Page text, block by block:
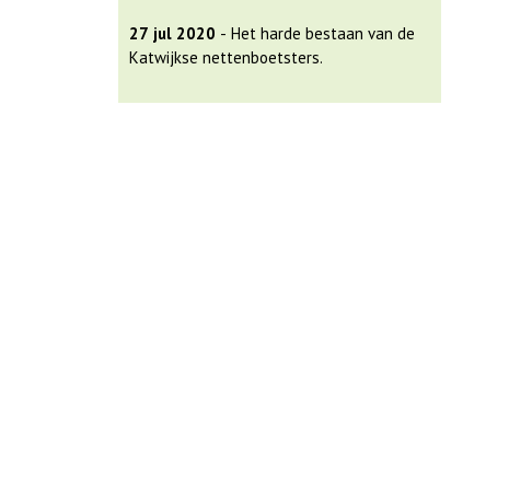
in het kort over de geschiedenis van het
voormalige kasteel Rosenburg, de
tot een waar woonpaleis. Hij besluit met
27 jul 2020 - Het harde bestaan van de
Katwijkse nettenboetsters.